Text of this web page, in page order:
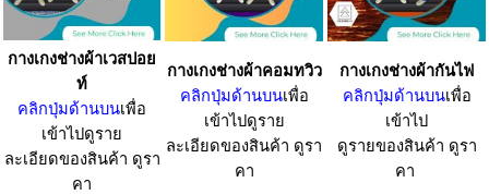
กางเกงช่างผ้าเวสปอย
ท์
คลิกปุ่มด้านบนเพื่อ
เข้าไปดูราย
ละเอียดของสินค้า ดูรา
คา
กางเกงช่างผ้าคอมทวิว
คลิกปุ่มด้านบนเพื่อ
เข้าไปดูราย
ละเอียดของสินค้า ดูรา
คา
กางเกงช่างผ้ากันไฟ
คลิกปุ่มด้านบนเพื่อ
เข้าไป
ดูรายของสินค้า ดูรา
คา